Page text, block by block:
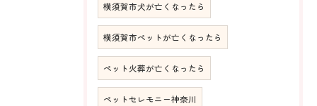
横須賀市犬が亡くなったら
横須賀市ペットが亡くなったら
ペット火葬が亡くなったら
ペットセレモニー神奈川